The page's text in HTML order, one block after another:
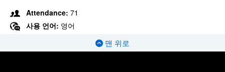
Attendance: 71
사용 언어: 영어
맨 위로